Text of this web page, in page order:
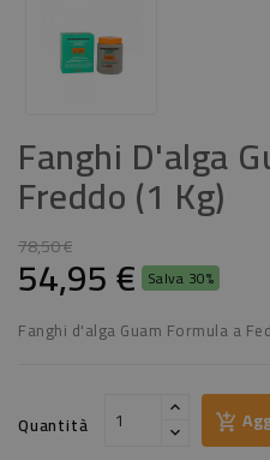
Fanghi D'alga
Freddo (1 Kg)
78,50 €
54,95 € Salva 30%
Fanghi d'alga Guam Formula a
Quantità